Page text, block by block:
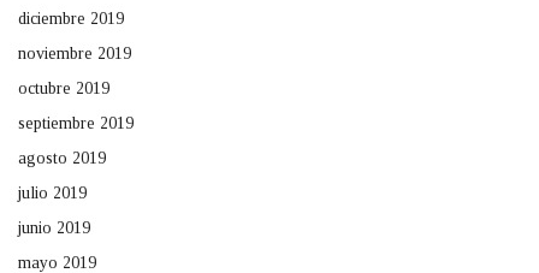
diciembre 2019
noviembre 2019
octubre 2019
septiembre 2019
agosto 2019
julio 2019
junio 2019
mayo 2019